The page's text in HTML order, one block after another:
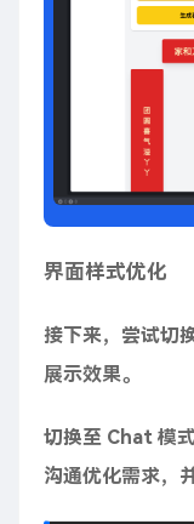
界面样式优化
接下来，尝试切
展示效果。
切换至 Chat 模
沟通优化需求，